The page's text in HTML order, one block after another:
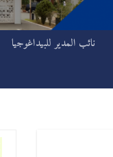
نائب المدير للبيداغوجيا